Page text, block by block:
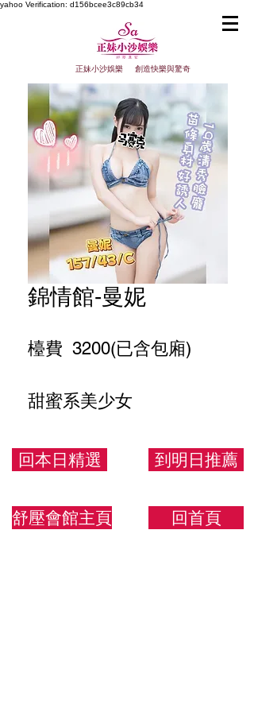
yahoo Verification: d156bcee3c89cb34
正妹小沙娛樂 創造快樂與驚奇
錦情館-曼妮
檯費 3200(已含包廂)
甜蜜系美少女
可愛
157/43/C
回本日精選
舒壓會館主頁
到明日推薦
回首頁